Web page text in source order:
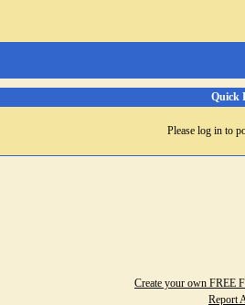
Quick
Please log in to
Create your own FREE
Report